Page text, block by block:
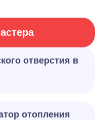
отверстия в
отопления